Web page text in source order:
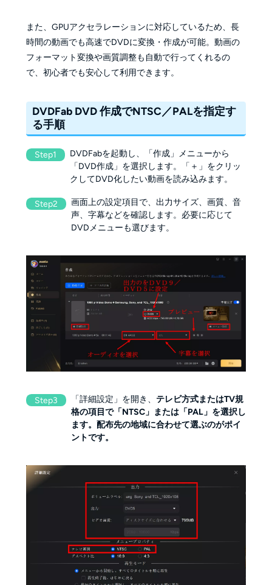
また、GPUアクセラレーションに対応しているため、長
時間の動画でも高速でDVDに変換・作成が可能。動画の
フォーマット変換や画質調整も自動で行ってくれるの
で、初心者でも安心して利用できます。
DVDFab DVD 作成でNTSC／PALを指定す
る手順
Step1
DVDFabを起動し、「作成」メニューから
「DVD作成」を選択します。「＋」をクリッ
クしてDVD化したい動画を読み込みます。
Step2
画面上の設定項目で、出力サイズ、画質、音
声、字幕などを確認します。必要に応じて
DVDメニューも選びます。
Step3 「詳細設定」を開き、 テレビ方式またはTV規
格の項目で「NTSC」または「PAL」を選択し
ます。配布先の地域に合わせて選ぶのがポイ
ントです。